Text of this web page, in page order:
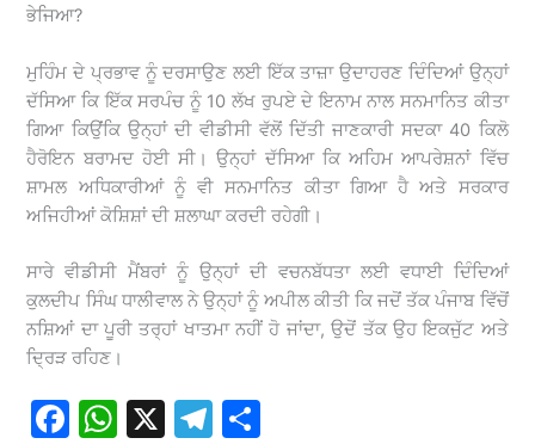
ਭੇਜਿਆ?
ਮੁਹਿੰਮ ਦੇ ਪ੍ਰਭਾਵ ਨੂੰ ਦਰਸਾਉਣ ਲਈ ਇੱਕ ਤਾਜ਼ਾ ਉਦਾਹਰਣ ਦਿੰਦਿਆਂ ਉਨ੍ਹਾਂ
ਦੱਸਿਆ ਕਿ ਇੱਕ ਸਰਪੰਚ ਨੂੰ 10 ਲੱਖ ਰੁਪਏ ਦੇ ਇਨਾਮ ਨਾਲ ਸਨਮਾਨਿਤ ਕੀਤਾ
ਗਿਆ ਕਿਉਂਕਿ ਉਨ੍ਹਾਂ ਦੀ ਵੀਡੀਸੀ ਵੱਲੋਂ ਦਿੱਤੀ ਜਾਣਕਾਰੀ ਸਦਕਾ 40 ਕਿਲੋ
ਹੈਰੋਇਨ ਬਰਾਮਦ ਹੋਈ ਸੀ। ਉਨ੍ਹਾਂ ਦੱਸਿਆ ਕਿ ਅਹਿਮ ਆਪਰੇਸ਼ਨਾਂ ਵਿੱਚ
ਸ਼ਾਮਲ ਅਧਿਕਾਰੀਆਂ ਨੂੰ ਵੀ ਸਨਮਾਨਿਤ ਕੀਤਾ ਗਿਆ ਹੈ ਅਤੇ ਸਰਕਾਰ
ਅਜਿਹੀਆਂ ਕੋਸ਼ਿਸ਼ਾਂ ਦੀ ਸ਼ਲਾਘਾ ਕਰਦੀ ਰਹੇਗੀ।
ਸਾਰੇ ਵੀਡੀਸੀ ਮੈਂਬਰਾਂ ਨੂੰ ਉਨ੍ਹਾਂ ਦੀ ਵਚਨਬੱਧਤਾ ਲਈ ਵਧਾਈ ਦਿੰਦਿਆਂ
ਕੁਲਦੀਪ ਸਿੰਘ ਧਾਲੀਵਾਲ ਨੇ ਉਨ੍ਹਾਂ ਨੂੰ ਅਪੀਲ ਕੀਤੀ ਕਿ ਜਦੋਂ ਤੱਕ ਪੰਜਾਬ ਵਿੱਚੋਂ
ਨਸ਼ਿਆਂ ਦਾ ਪੂਰੀ ਤਰ੍ਹਾਂ ਖਾਤਮਾ ਨਹੀਂ ਹੋ ਜਾਂਦਾ, ਉਦੋਂ ਤੱਕ ਉਹ ਇਕਜੁੱਟ ਅਤੇ
ਦ੍ਰਿੜ ਰਹਿਣ।
F
W X
T